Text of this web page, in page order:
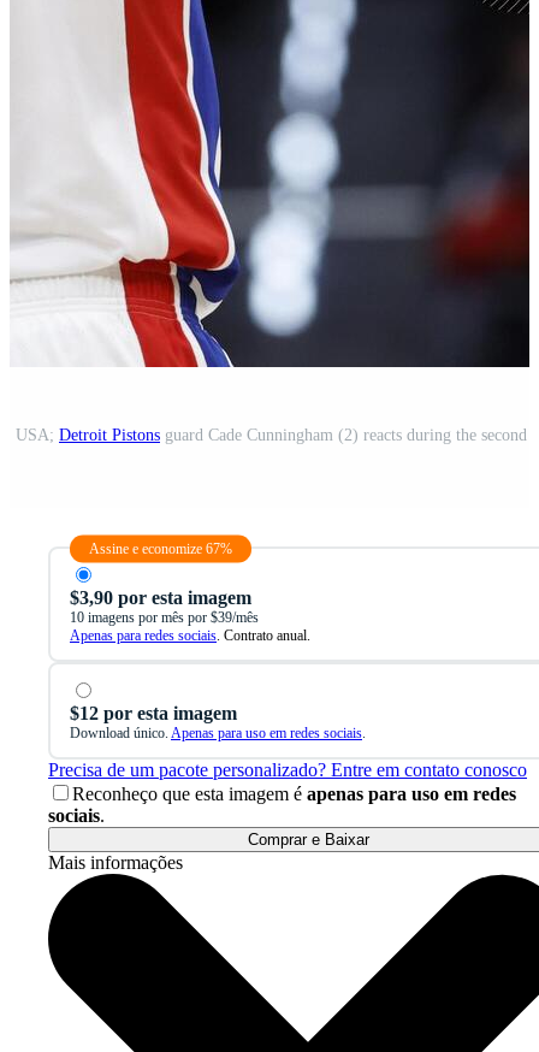
USA; Detroit Pistons guard Cade Cunningham (2) reacts during the second
Assine e economize 67%
$3,90 por esta imagem
10 imagens por mês por $39/mês
Apenas para redes sociais. Contrato anual.
$12 por esta imagem
Download único. Apenas para uso em redes sociais.
Precisa de um pacote personalizado? Entre em contato conosco
Reconheço que esta imagem é apenas para uso em redes
sociais.
Comprar e Baixar
Mais informações